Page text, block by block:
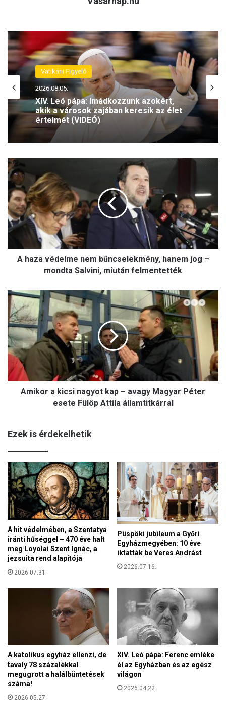
Vatikáni Figyelő
2026.08.05.
XIV. Leó pápa: Imádkozzunk azokért,
akik a városok zajában keresik az élet
értelmét (VIDEÓ)
Vatikáni Figyelő
2026.08.05.
XIV. Leó aláírta Vatikán új Alaptörvényét
A
h
z
a
v
é
e
n
e
m
b
ű
n
c
e
n
y
,
h
a
n
e
m
o
g
–
n
l
v
i
n
i
A haza védelme nem bűncselekmény, hanem jog –
mondta Salvini, miután felmentették
A
m
k
o
r
a
k
i
a
o
t
k
a
p
–
a
v
a
g
y
P
é
t
e
r
e
Amikor a kicsi nagyot kap – avagy Magyar Péter
esete Fülöp Attila államtitkárral
Ezek is érdekelhetik
A hit védelmében, a Szentatya
iránti hűséggel – 470 éve halt
meg Loyolai Szent Ignác, a
jezsuita rend alapítója
2026.07.31.
Püspöki jubileum a Győri
Egyházmegyében: 10 éve
iktatták be Veres Andrást
2026.07.16.
A katolikus egyház ellenzi, de
tavaly 78 százalékkal
megugrott a halálbüntetések
száma!
2026.05.27.
XIV. Leó pápa: Ferenc emléke
él az Egyházban és az egész
világon
2026.04.22.